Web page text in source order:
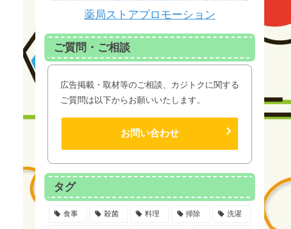
薬局ストアプロモーション
ご質問・ご相談
広告掲載・取材等のご相談、カジトクに関する
ご質問は以下からお願いいたします。
お問い合わせ
タグ
食事 殺菌 料理 掃除 洗濯